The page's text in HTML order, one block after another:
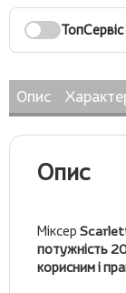
ТопСервіс
Опис
Опис
Міксер
потужність
корисним і